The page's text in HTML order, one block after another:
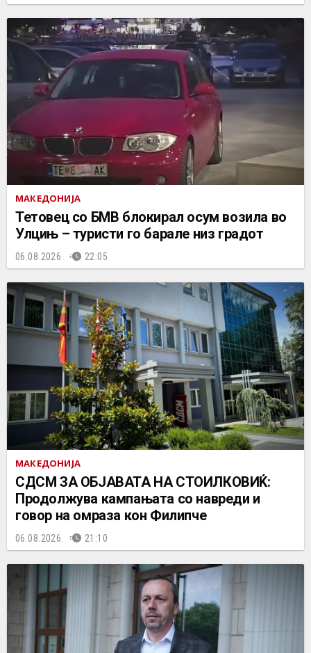
МАКЕДОНИЈА
Тетовец со БМВ блокирал осум возила во
Улцињ – туристи го барале низ градот
06.08.2026. 22:05
МАКЕДОНИЈА
СДСМ ЗА ОБЈАВАТА НА СТОИЛКОВИЌ:
Продолжува кампањата со навреди и
говор на омраза кон Филипче
06.08.2026. 21:10